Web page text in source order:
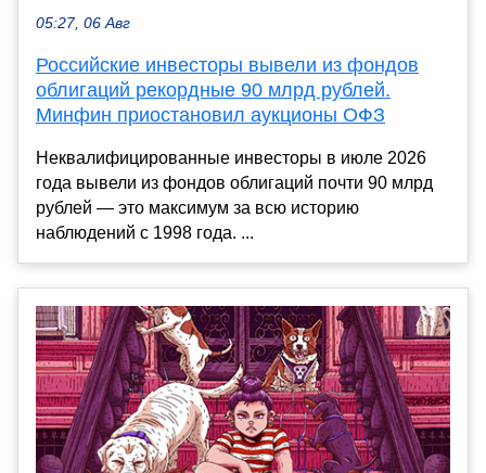
05:27, 06 Авг
Российские инвесторы вывели из фондов
облигаций рекордные 90 млрд рублей.
Минфин приостановил аукционы ОФЗ
Неквалифицированные инвесторы в июле 2026
года вывели из фондов облигаций почти 90 млрд
рублей — это максимум за всю историю
наблюдений с 1998 года. ...